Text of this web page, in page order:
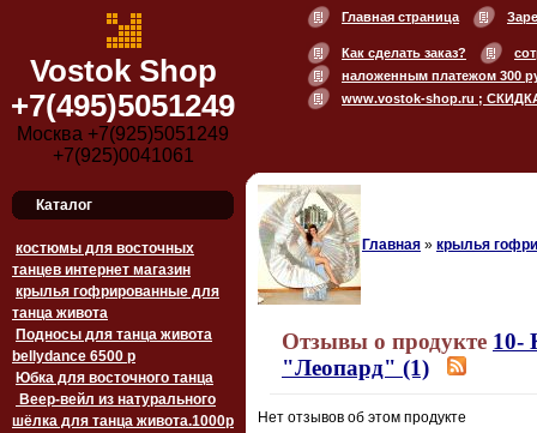
Vostok Shop
+7(495)5051249
Москва +7(925)5051249
+7(925)0041061
Главная страница
Как сделать заказ?
наложенным платежом 300
www.vostok-shop.ru ;
Каталог
костюмы для восточных
танцев интернет магазин
крылья гофрированные для
танца живота
Подносы для танца живота
bellydance 6500 p
Юбка для восточного танца
Веер-вейл из натурального
шёлка для танца живота.1000p
Главная » крылья
Отзывы о продукте 10-
"Леопард" (1)
Нет отзывов об этом продукте